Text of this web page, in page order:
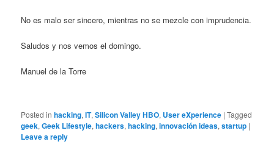
No es malo ser sincero, mientras no se mezcle con imprudencia.
Saludos y nos vemos el domingo.
Manuel de la Torre
Posted in hacking,IT,Silicon Valley HBO, User eXperience |Tagged
geek,Geek Lifestyle,hackers,hacking,innovación ideas,startup |
Leave a reply